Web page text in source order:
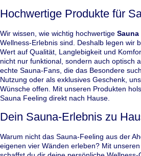
Hochwertige Produkte für
Wir wissen, wie wichtig hochwertige
Wellness-Erlebnis sind. Deshalb legen wir
Wert auf Qualität, Langlebigkeit und
nicht nur funktional, sondern auch optisch
echte Sauna-Fans, die das Besondere
Nutzung oder als exklusives Geschenk,
Wünsche offen. Mit unseren Produkten
Sauna Feeling direkt nach Hause.
Dein Sauna-Erlebnis zu
Warum nicht das Sauna-Feeling aus der
eigenen vier Wänden erleben? Mit unseren